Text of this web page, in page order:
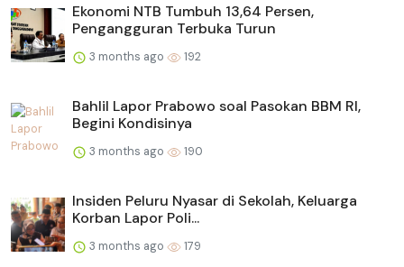
Ekonomi NTB Tumbuh 13,64 Persen,
Pengangguran Terbuka Turun
3 months ago 192
Bahlil Lapor Prabowo soal Pasokan BBM RI,
Begini Kondisinya
3 months ago 190
Insiden Peluru Nyasar di Sekolah, Keluarga
Korban Lapor Poli...
3 months ago 179